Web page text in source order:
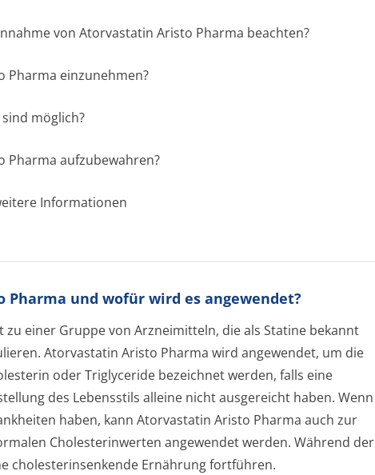
von Atorvastatin Aristo Pharma beachten?
Pharma einzunehmen?
möglich?
Pharma aufzubewahren?
Informationen
Pharma und wofür wird es angewendet?
einer Gruppe von Arzneimitteln, die als Statine bekannt
Atorvastatin Aristo Pharma wird angewendet, um die
oder Triglyceride bezeichnet werden, falls eine
des Lebensstils alleine nicht ausgereicht haben. Wenn
haben, kann Atorvastatin Aristo Pharma auch zur
Cholesterinwerten angewendet werden. Während der
cholesterinsenkende Ernährung fortführen.